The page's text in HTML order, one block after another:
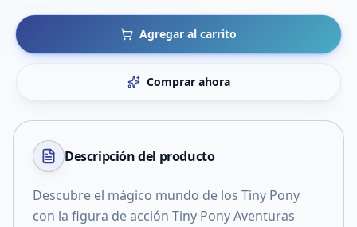
Agregar al carrito
Comprar ahora
Descripción del producto
Descubre el mágico mundo de los Tiny Pony
con la figura de acción Tiny Pony Aventuras